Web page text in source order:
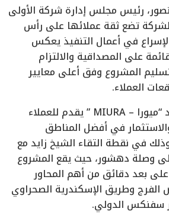
رئيس مجلس إدارة شركة الأولى
تضع ثقة عملائها على رأس
في أعمال التنفيذ يعكس
على المصداقية والالتزام
المشروع وفق أعلى معايير
العملاء.
وأشار إلى أن كومباوند “ميورا – MIURA ” يقدم للعملاء
في أفضل المناطق
وذلك في نقطة التقاء الشيخ زايد مع
وصلة دهشور، حيث يقع المشروع
بعد دقائق من أهم المحاور
الفرج وطريق الإسكندرية الصحراوي